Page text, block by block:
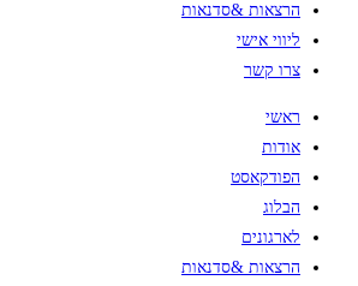
הרצאות &סדנאות
ליווי אישי
צרו קשר
ראשי
אודות
הפודקאסט
הבלוג
לארגונים
הרצאות &סדנאות